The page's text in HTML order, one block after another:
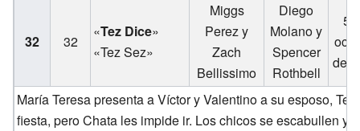
32 32
«Tez Dice»
«Tez Sez»
Miggs
Perez y
Zach
Bellissimo
Diego
Molano y
Spencer
Rothbell
5
de
María Teresa presenta a Víctor y Valentino a su esposo,
fiesta, pero Chata les impide ir. Los chicos se escabullen y